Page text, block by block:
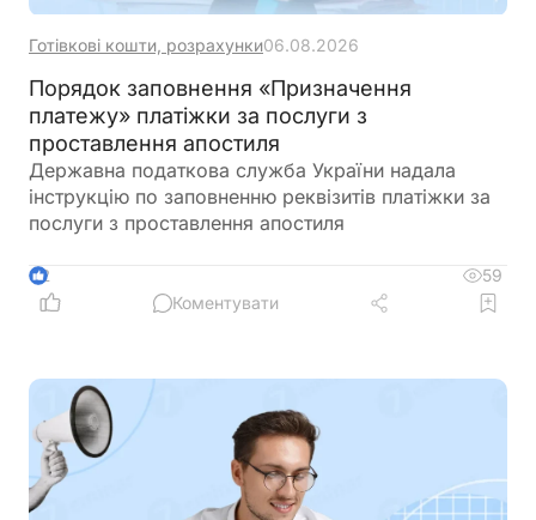
Готівкові кошти, розрахунки06.08.2026
Порядок заповнення «Призначення
платежу» платіжки за послуги з
проставлення апостиля
Державна податкова служба України надала
інструкцію по заповненню реквізитів платіжки за
послуги з проставлення апостиля
2
59
Коментувати